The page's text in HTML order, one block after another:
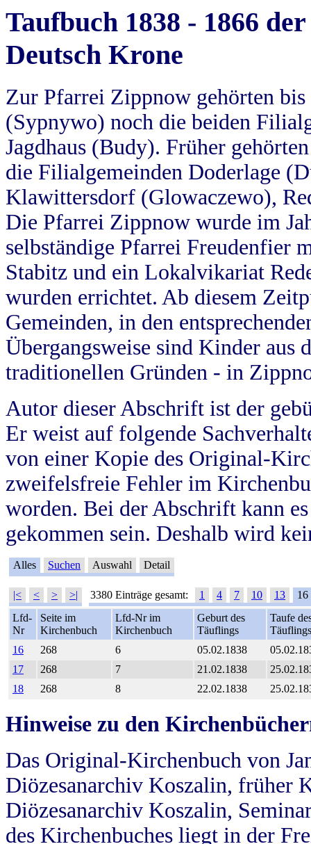
Taufbuch 1838 - 1866
Deutsch Krone
Zur Pfarrei Zippnow gehörten
(Sypnywo) noch die beiden
Jagdhaus (Budy). Früher
die Filialgemeinden Doderlage
Klawittersdorf (Glowaczewo),
Die Pfarrei Zippnow wurde im
selbständige Pfarrei Freudenfier
Stabitz und ein Lokalvikariat
wurden errichtet. Ab diesem
Gemeinden, in den
Übergangsweise sind Kinder aus
traditionellen Gründen - in
Autor dieser Abschrift ist der
Er weist auf folgende
von einer Kopie des Original-
zweifelsfreie Fehler im
worden. Bei der Abschrift kann
gekommen sein. Deshalb wird
Alles Suchen Auswahl Detail
|< < > >| 3380 Einträge gesamt: 1 4 7 10 13
16
Lfd-
Nr
Seite im
Kirchenbuch
Lfd-Nr im
Kirchenbuch
Geburt des
Täuflings
Taufe
Täuflings
16
268 6 05.02.1838
17
268 7 21.02.1838
18
268 8 22.02.1838
Hinweise zu den
Das Original-Kirchenbuch von
Diözesanarchiv Koszalin, früher
Diözesanarchiv Koszalin,
des Kirchenbuches liegt in der